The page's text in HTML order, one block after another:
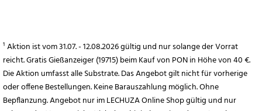
¹ Aktion ist vom 31.07. - 12.08.2026 gültig und nur solange der Vorrat
reicht. Gratis Gießanzeiger (19715) beim Kauf von PON in Höhe von 40 €.
Die Aktion umfasst alle Substrate. Das Angebot gilt nicht für vorherige
oder offene Bestellungen. Keine Barauszahlung möglich. Ohne
Bepflanzung. Angebot nur im LECHUZA Online Shop gültig und nur